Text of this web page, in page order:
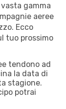
gamma
aeree
Ecco
tuo prossimo
tendono ad
la data di
stagione.
potrai